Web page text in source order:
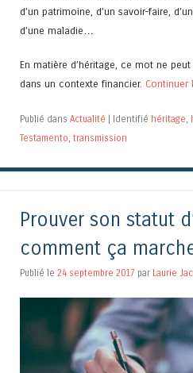
d’un patrimoine, d’un savoir-faire,
d’une maladie…
En matière d’héritage, ce mot ne
dans un contexte financier. Continuer
Publié dans Actualité | Identifié héritage
Testamento transmission
Prouver son statut
comment ça
Publié le 24 septembre 2017 par Laurie